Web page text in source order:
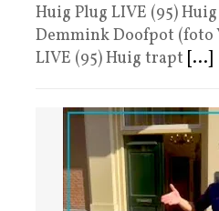
Huig Plug LIVE (95)
Demmink Doofpot (foto
LIVE (95) Huig trapt [...]